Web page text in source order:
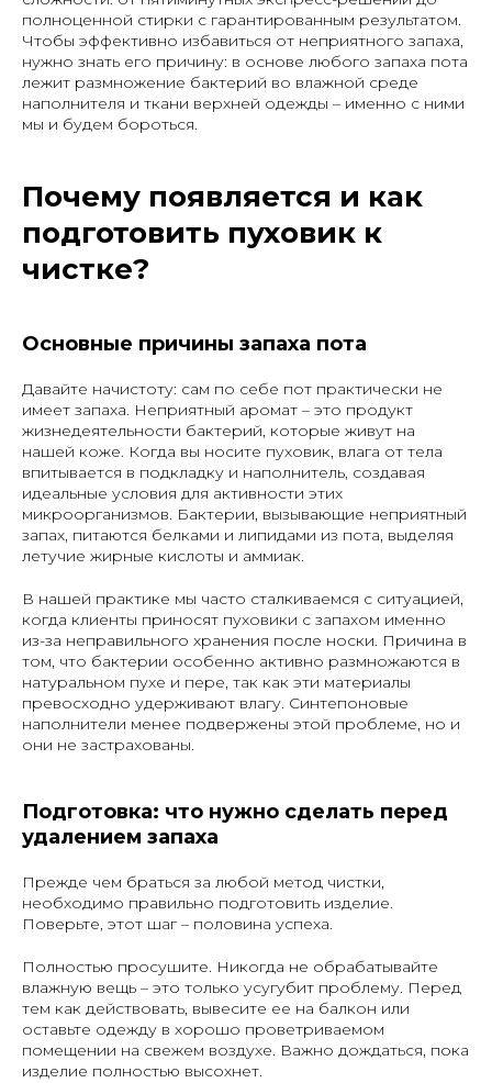
полноценной стирки с гарантированным результатом.
Чтобы эффективно избавиться от неприятного запаха,
нужно знать его причину: в основе любого запаха пота
лежит размножение бактерий во влажной среде
наполнителя и ткани верхней одежды – именно с ними
мы и будем бороться.
Почему появляется и как
подготовить пуховик к
чистке?
Основные причины запаха пота
Давайте начистоту: сам по себе пот практически не
имеет запаха. Неприятный аромат – это продукт
жизнедеятельности бактерий, которые живут на
нашей коже. Когда вы носите пуховик, влага от тела
впитывается в подкладку и наполнитель, создавая
идеальные условия для активности этих
микроорганизмов. Бактерии, вызывающие неприятный
запах, питаются белками и липидами из пота, выделяя
летучие жирные кислоты и аммиак.
В нашей практике мы часто сталкиваемся с ситуацией,
когда клиенты приносят пуховики с запахом именно
из-за неправильного хранения после носки. Причина в
том, что бактерии особенно активно размножаются в
натуральном пухе и пере, так как эти материалы
превосходно удерживают влагу. Синтепоновые
наполнители менее подвержены этой проблеме, но и
они не застрахованы.
Подготовка: что нужно сделать перед
удалением запаха
Прежде чем браться за любой метод чистки,
необходимо правильно подготовить изделие.
Поверьте, этот шаг – половина успеха.
Полностью просушите . Никогда не обрабатывайте
влажную вещь – это только усугубит проблему. Перед
тем как действовать, вывесите ее на балкон или
оставьте одежду в хорошо проветриваемом
помещении на свежем воздухе. Важно дождаться, пока
изделие полностью высохнет.